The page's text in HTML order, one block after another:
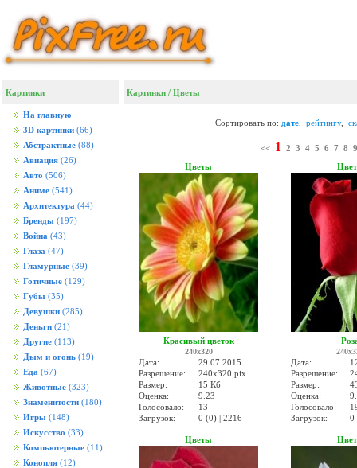
Картинки
На главную
3D картинки (66)
Абстрактные (88)
Авиация (26)
Авто (506)
Аниме (541)
Архитектура (44)
Бренды (197)
Война (43)
Глаза (47)
Гламурные (39)
Готичные (129)
Губы (35)
Девушки (285)
Деньги (21)
Другие (113)
Дым и огонь (19)
Еда (67)
Животные (323)
Знаменитости (180)
Игры (148)
Искусство (33)
Компьютерные (11)
Конопля (12)
Картинки / Цветы
Сортировать по: дате рейтингу,
<< 1 2 3 4 5 6 7 8 9
Цветы
Красивый цветок
240x320
Дата:
29.07.2015
Разрешение:
240x320 pix
Размер:
15 Кб
Оценка:
9.23
Голосовало:
13
Загрузок:
0 (0) | 2216
Дата:
Разрешение:
Размер:
Оценка:
Голосовало:
Загрузок:
0
Цветы